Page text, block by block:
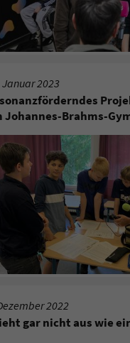
Januar 2023
Johannes-Brahms-
2022
gar nicht aus wie